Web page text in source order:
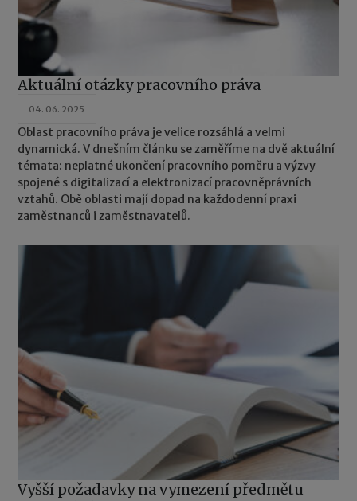
Aktuální otázky pracovního práva
04. 06. 2025
Oblast pracovního práva je velice rozsáhlá a velmi
dynamická. V dnešním článku se zaměříme na dvě aktuální
témata: neplatné ukončení pracovního poměru a výzvy
spojené s digitalizací a elektronizací pracovněprávních
vztahů. Obě oblasti mají dopad na každodenní praxi
zaměstnanců i zaměstnavatelů.
Vyšší požadavky na vymezení předmětu